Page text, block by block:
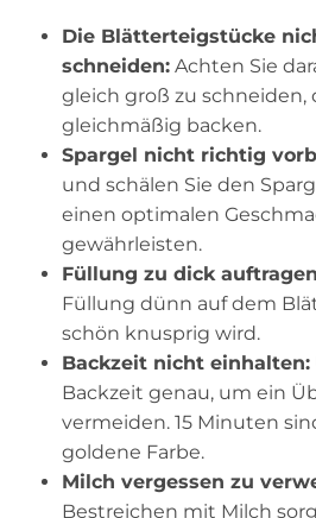
Die Blätterteigstücke
schneiden: Achten Sie
gleich groß zu schneiden,
gleichmäßig backen.
Spargel nicht richtig
und schälen Sie den
einen optimalen
gewährleisten.
Füllung zu dick
Füllung dünn auf dem
schön knusprig wird.
Backzeit nicht einhalten:
Backzeit genau, um ein
vermeiden. 15 Minuten
goldene Farbe.
Milch vergessen zu
Bestreichen mit Milch